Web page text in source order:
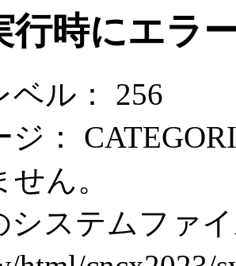
行時にエラ
ベル： 256
ジ：
ん。
システムファ